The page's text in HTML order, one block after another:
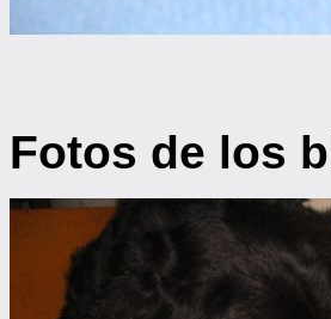
Fotos de los